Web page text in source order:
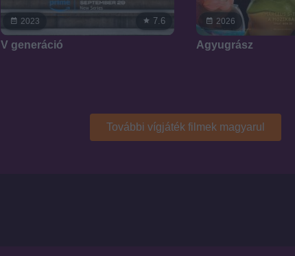
2023 7.6
V generáció
2026
Agyugrász
További vígjáték filmek magyarul